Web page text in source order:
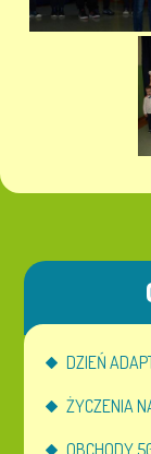
DZIEŃ
ŻYCZENIA
OBCHODY